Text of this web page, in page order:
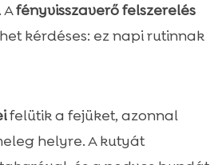
fényvisszaverő felszerelés
kérdéses: ez napi rutinnak
felütik a fejüket, azonnal
helyre. A kutyát